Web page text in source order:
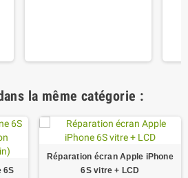
la même catégorie :
6S
Réparation écran Apple iPhone
6S vitre + LCD